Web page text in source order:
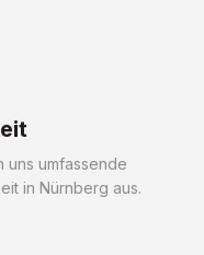
uns umfassende
in Nürnberg aus.